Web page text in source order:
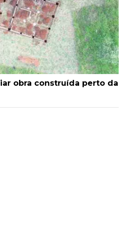
obra construída perto da